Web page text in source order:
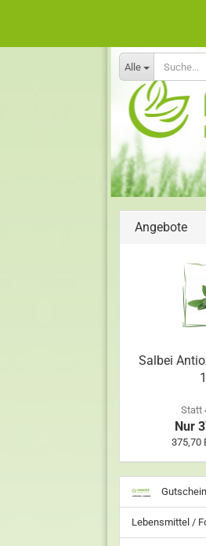
Alle
Angebote
Salbei
Statt
Nur
375,70
Lebensmittel /